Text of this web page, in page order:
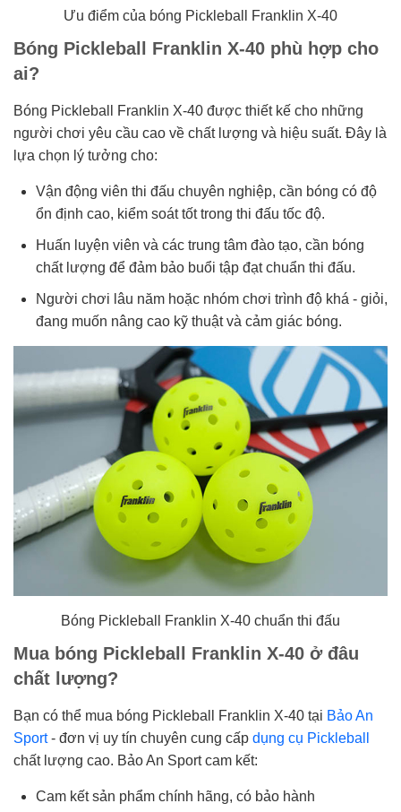
Ưu điểm của bóng Pickleball Franklin X-40
Bóng Pickleball Franklin X-40 phù hợp cho
ai?
Bóng Pickleball Franklin X-40 được thiết kế cho những
người chơi yêu cầu cao về chất lượng và hiệu suất. Đây là
lựa chọn lý tưởng cho:
Vận động viên thi đấu chuyên nghiệp, cần bóng có độ
ổn định cao, kiểm soát tốt trong thi đấu tốc độ.
Huấn luyện viên và các trung tâm đào tạo, cần bóng
chất lượng để đảm bảo buổi tập đạt chuẩn thi đấu.
Người chơi lâu năm hoặc nhóm chơi trình độ khá - giỏi,
đang muốn nâng cao kỹ thuật và cảm giác bóng.
Bóng Pickleball Franklin X-40 chuẩn thi đấu
Mua bóng Pickleball Franklin X-40 ở đâu
chất lượng?
Bạn có thể mua bóng Pickleball Franklin X-40 tại Bảo An
Sport- đơn vị uy tín chuyên cung cấp dụng cụ Pickleball
chất lượng cao. Bảo An Sport cam kết:
Cam kết sản phẩm chính hãng, có bảo hành